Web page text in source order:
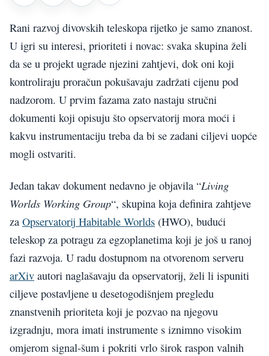
Rani razvoj divovskih teleskopa rijetko je samo znanost.
U igri su interesi, prioriteti i novac: svaka skupina želi
da se u projekt ugrade njezini zahtjevi, dok oni koji
kontroliraju proračun pokušavaju zadržati cijenu pod
nadzorom. U prvim fazama zato nastaju stručni
dokumenti koji opisuju što opservatorij mora moći i
kakvu instrumentaciju treba da bi se zadani ciljevi uopće
mogli ostvariti.
Jedan takav dokument nedavno je objavila “Living
Worlds Working Group“, skupina koja definira zahtjeve
za Opservatorij Habitable Worlds (HWO), budući
teleskop za potragu za egzoplanetima koji je još u ranoj
fazi razvoja. U radu dostupnom na otvorenom serveru
arXiv autori naglašavaju da opservatorij, želi li ispuniti
ciljeve postavljene u desetogodišnjem pregledu
znanstvenih prioriteta koji je pozvao na njegovu
izgradnju, mora imati instrumente s iznimno visokim
omjerom signal-šum i pokriti vrlo širok raspon valnih